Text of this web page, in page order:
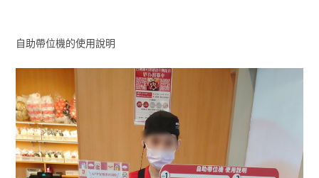
自助帶位機的使用說明